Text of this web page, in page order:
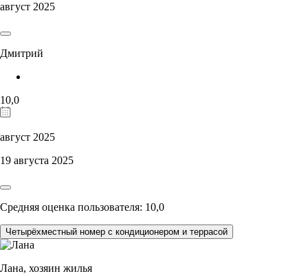
август 2025
Дмитрий
10,0
август 2025
19 августа 2025
Средняя оценка пользователя: 10,0
Четырёхместный номер с кондиционером и террасой
Лана, хозяин жилья